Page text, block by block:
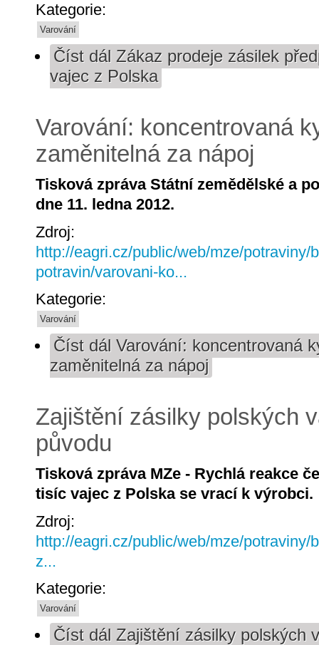
Kategorie:
Varování
Číst dál Zákaz prodeje zásilek
vajec z Polska
Varování: koncentrovaná
zaměnitelná za nápoj
Tisková zpráva Státní zemědělské a
dne 11. ledna 2012.
Zdroj:
http://eagri.cz/public/web/mze/potraviny/
potravin/varovani-ko...
Kategorie:
Varování
Číst dál Varování: koncentrovaná
zaměnitelná za nápoj
Zajištění zásilky polských
původu
Tisková zpráva MZe - Rychlá reakce
tisíc vajec z Polska se vrací k výrobci.
Zdroj:
http://eagri.cz/public/web/mze/potraviny/
z...
Kategorie:
Varování
Číst dál Zajištění zásilky polských